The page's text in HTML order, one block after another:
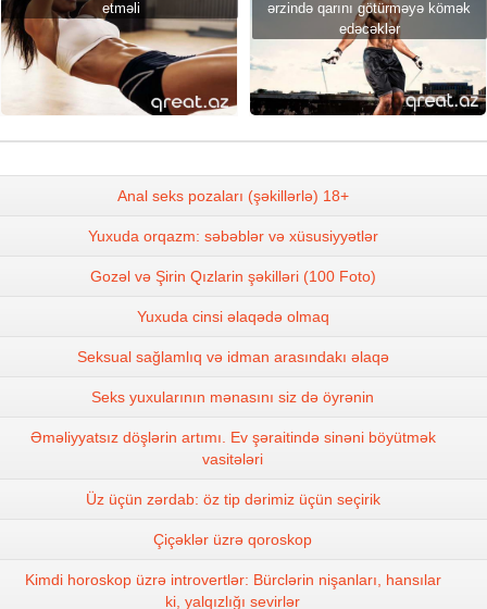
etməli
ərzində qarını götürməyə kömək
edəcəklər
Anal seks pozaları (şəkillərlə) 18+
Yuxuda orqazm: səbəblər və xüsusiyyətlər
Gozəl və Şirin Qızlarin şəkilləri (100 Foto)
Yuxuda cinsi əlaqədə olmaq
Seksual sağlamlıq və idman arasındakı əlaqə
Seks yuxularının mənasını siz də öyrənin
Əməliyyatsız döşlərin artımı. Ev şəraitində sinəni böyütmək
vasitələri
Üz üçün zərdab: öz tip dərimiz üçün seçirik
Çiçəklər üzrə qoroskop
Kimdi horoskop üzrə introvertlər: Bürclərin nişanları, hansılar
ki, yalqızlığı sevirlər